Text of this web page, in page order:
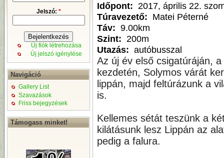
Jelszó: *
Új fiók létrehozása
Új jelszó igénylése
Navigáció
Gallery List
Szavazások
Friss bejegyzések
Támogass minket!
Időpont: 2017, április 22.
Túravezető: Matei Péterné
Táv: 9.00km
Szint: 200m
Utazás: autóbusszal
Az új év első csigatúráján,
kezdetén, Solymos várát
lippán, majd feltúrázunk a
is.
Kellemes sétát teszünk a
kilátásunk lesz Lippán az
pedig a falura.